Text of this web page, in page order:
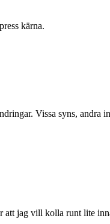
kärna.
Vissa syns, andra
att jag vill kolla runt lite